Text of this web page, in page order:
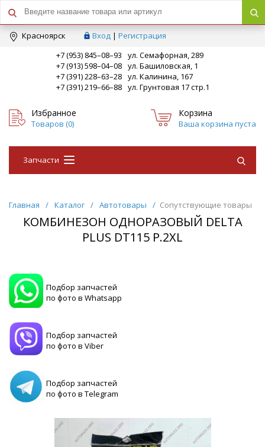
Краcноярск Вход | Регистрация
+7 (953) 845–08–93
ул. Семафорная, 289
+7 (913) 598–04–08 ул. Башиловская, 1
+7 (391) 228–63–28 ул. Калинина, 167
+7 (391) 219–66–88 ул. Грунтовая 17 стр.1
Избранное
Товаров (0)
Корзина
Ваша корзина пуста
Запчасти
Главная / Каталог / Автотовары / Сопутствующие товары
КОМБИНЕЗОН ОДНОРАЗОВЫЙ DELTA
PLUS DT115 Р.2ХL
Подбор запчастей
по фото в Whatsapp
Подбор запчастей
по фото в Viber
Подбор запчастей
по фото в Telegram